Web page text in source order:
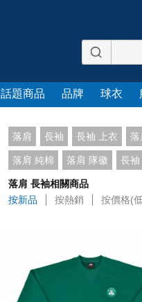
話題商品 品牌 球衣
落肩 長袖 長袖 上衣 落
落肩 純棉 落肩 隊徽 長袖
落肩 長袖相關商品
按新品
按熱銷 按價格(